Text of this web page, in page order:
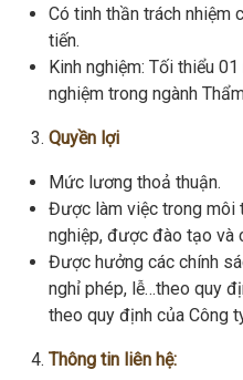
Có tinh thần trách nhiệm
tiến.
Kinh nghiệm: Tối thiểu
nghiệm trong ngành
Quyền lợi
Mức lương thoả thuận.
Được làm việc trong môi
nghiệp, được đào tạo và
Được hưởng các chính
nghỉ phép, lễ…theo quy
theo quy định của Công
Thông tin liên hệ: